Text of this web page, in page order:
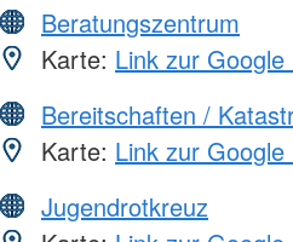
Beratungszentrum
Karte: Link zur
Bereitschaften /
Karte: Link zur
Jugendrotkreuz